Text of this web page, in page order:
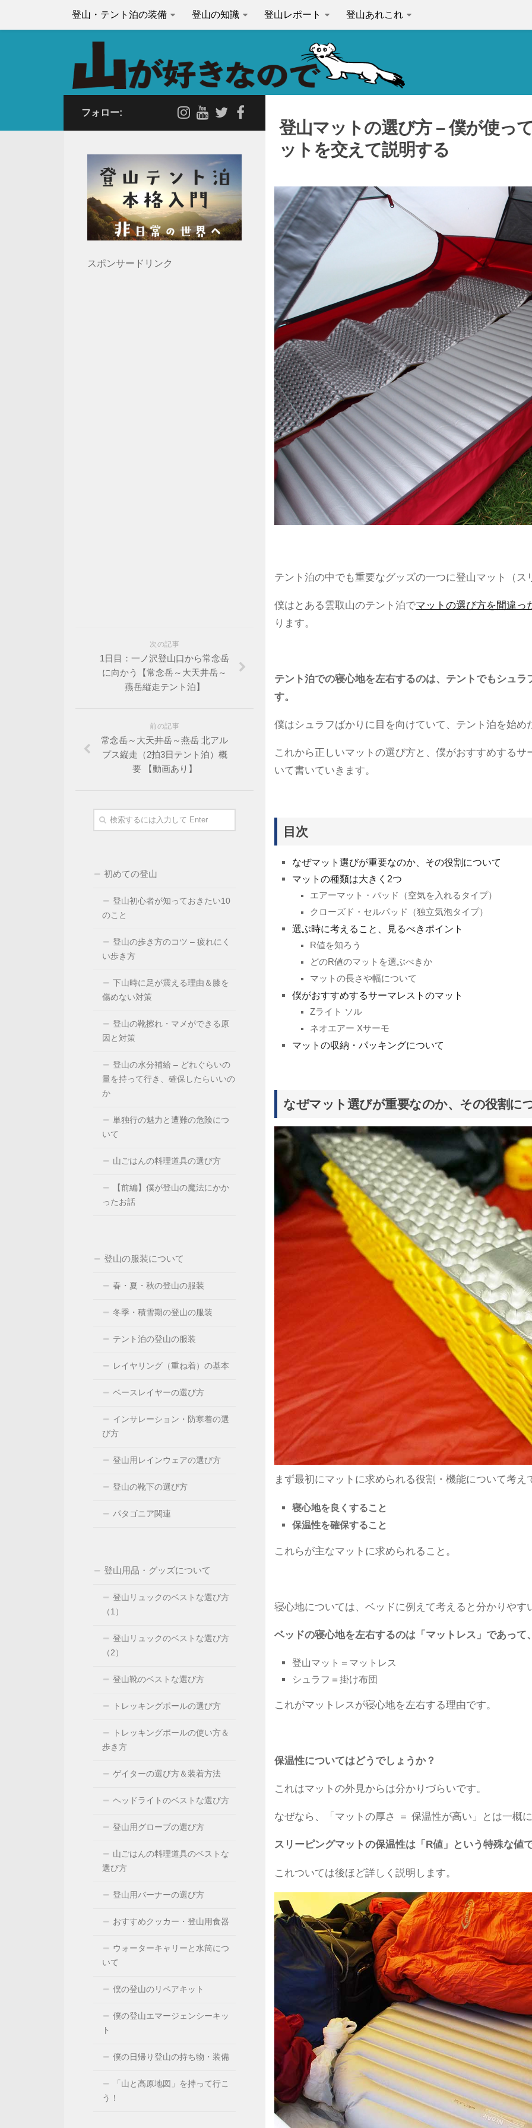
登山・テント泊の装備 登山の知識 登山レポート 登山あれこれ
登山マットの選び方 – 僕が使っ
ットを交えて説明する
テント泊の中でも重要なグッズの一つに登山マット（
僕はとある雲取山のテント泊でマットの選び方を間違っ
ります。
テント泊での寝心地を左右するのは、テントでもシュ
す。
僕はシュラフばかりに目を向けていて、テント泊を始
これから正しいマットの選び方と、僕がおすすめする
いて書いていきます。
目次
なぜマット選びが重要なのか、その役割について
マットの種類は大きく2つ
エアーマット・パッド（空気を入れるタイプ）
クローズド・セルパッド（独立気泡タイプ）
選ぶ時に考えること、見るべきポイント
R値を知ろう
どのR値のマットを選ぶべきか
マットの長さや幅について
僕がおすすめするサーマレストのマット
Zライト ソル
ネオエアー Xサーモ
マットの収納・パッキングについて
なぜマット選びが重要なのか、その役割に
まず最初にマットに求められる役割・機能について考え
寝心地を良くすること
保温性を確保すること
これらが主なマットに求められること。
寝心地については、ベッドに例えて考えると分かりやす
ベッドの寝心地を左右するのは「マットレス」であっ
登山マット＝マットレス
シュラフ＝掛け布団
これがマットレスが寝心地を左右する理由です。
保温性についてはどうでしょうか？
これはマットの外見からは分かりづらいです。
なぜなら、「マットの厚さ ＝ 保温性が高い」とは一概
スリーピングマットの保温性は「R値」という特殊な値
これついては後ほど詳しく説明します。
フォロー:
スポンサードリンク
次の記事
1日目：一ノ沢登山口から常念岳
に向かう【常念岳～大天井岳～
燕岳縦走テント泊】
前の記事
常念岳～大天井岳～燕岳 北アル
プス縦走（2拍3日テント泊）概
要 【動画あり】
初めての登山
登山初心者が知っておきたい10
のこと
登山の歩き方のコツ – 疲れにく
い歩き方
下山時に足が震える理由＆膝を
傷めない対策
登山の靴擦れ・マメができる原
因と対策
登山の水分補給 – どれぐらいの
量を持って行き、確保したらいいの
か
単独行の魅力と遭難の危険につ
いて
山ごはんの料理道具の選び方
【前編】僕が登山の魔法にかか
ったお話
登山の服装について
春・夏・秋の登山の服装
冬季・積雪期の登山の服装
テント泊の登山の服装
レイヤリング（重ね着）の基本
ベースレイヤーの選び方
インサレーション・防寒着の選
び方
登山用レインウェアの選び方
登山の靴下の選び方
パタゴニア関連
登山用品・グッズについて
登山リュックのベストな選び方
（1）
登山リュックのベストな選び方
（2）
登山靴のベストな選び方
トレッキングポールの選び方
トレッキングポールの使い方＆
歩き方
ゲイターの選び方＆装着方法
ヘッドライトのベストな選び方
登山用グローブの選び方
山ごはんの料理道具のベストな
選び方
登山用バーナーの選び方
おすすめクッカー・登山用食器
ウォーターキャリーと水筒につ
いて
僕の登山のリペアキット
僕の登山エマージェンシーキッ
ト
僕の日帰り登山の持ち物・装備
「山と高原地図」を持って行こ
う！